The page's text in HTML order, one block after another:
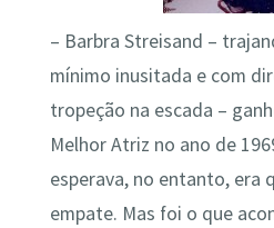
– Barbra Streisand –
mínimo inusitada e com
tropeção na escada –
Melhor Atriz no ano de
esperava, no entanto, era
empate. Mas foi o que